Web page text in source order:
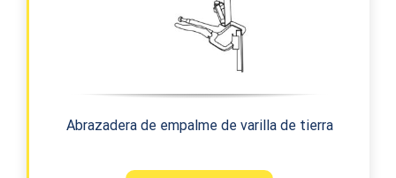
Abrazadera de empalme de varilla de tierra